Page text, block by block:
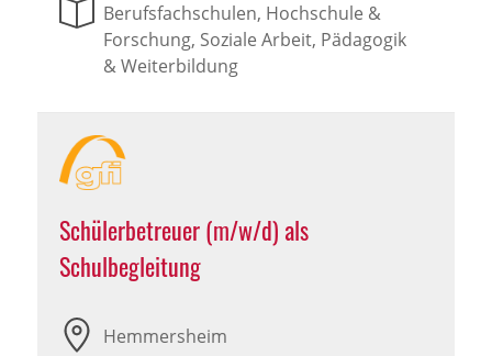
Berufsfachschulen, Hochschule &
Forschung, Soziale Arbeit, Pädagogik
& Weiterbildung
Schülerbetreuer (m/w/d) als
Schulbegleitung
Hemmersheim